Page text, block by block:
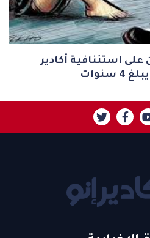
على استئنافية أكادير